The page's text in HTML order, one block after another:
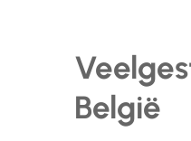
België